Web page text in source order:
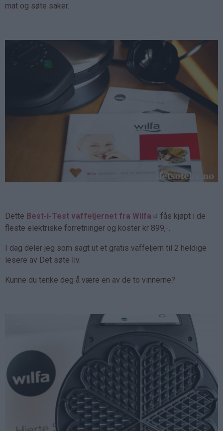
mat og søte saker.
Dette Best-i-Test vaffeljernet fra Wilfa
fås kjøpt i de
fleste elektriske forretninger og koster kr 899,-.
I dag deler jeg som sagt ut et gratis vaffeljern til 2 heldige
lesere av Det søte liv.
Kunne du tenke deg å være en av de to vinnerne?